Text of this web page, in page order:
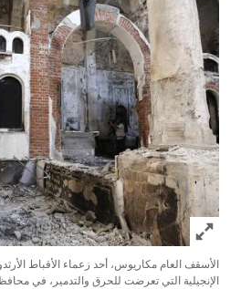
Click to expand Image
الأسقف العام مكاريوس، أحد زعماء الأقباط